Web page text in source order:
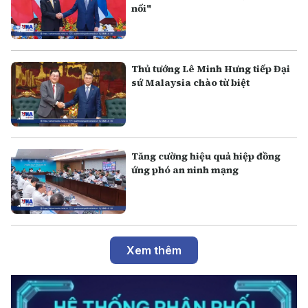
nối"
Thủ tướng Lê Minh Hưng tiếp Đại
sứ Malaysia chào từ biệt
Tăng cường hiệu quả hiệp đồng
ứng phó an ninh mạng
Xem thêm